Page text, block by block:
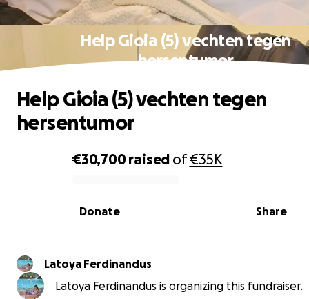
Help Gioia (5) vechten tegen
hersentumor
0% complete
€30,700raised of€35K
Share
Donate
Help Gioia (5) vechten tegen
hersentumor
Latoya Ferdinandus
Latoya Ferdinandus is organizing this fundraiser.